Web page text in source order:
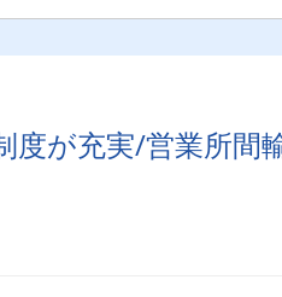
度が充実/営業所間